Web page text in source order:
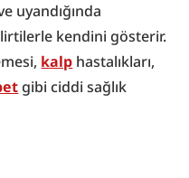
uyandığında
kendini gösterir.
kalp hastalıkları,
gibi ciddi sağlık